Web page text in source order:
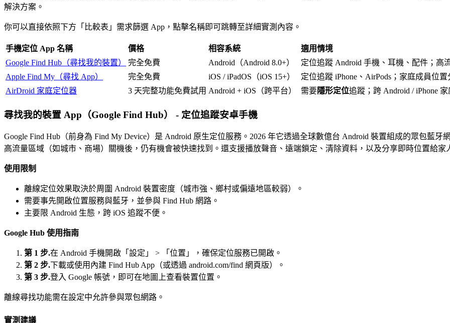
解決方案。
你可以直接依照下方「比較表」需求篩選 App，點擊名稱即可跳轉至詳細實測內容。
手機定位 App 名稱 價格 相容系統
適用情境
Google Find Hub（尋找我的裝置）
完全免費 Android（Android 8.0+）
定位追蹤 Android 手機、耳機、配件；高
Apple Find My（尋找 App）
完全免費 iOS / iPadOS（iOS 15+）
定位追蹤 iPhone、AirPods；家庭成員位置
AirDroid 家庭定位器
3 天完整功能免費試用 Android + iOS（跨平台） 需要隱形定位追蹤；跨 Android / iPhone
尋找我的裝置 App（Google Find Hub） - 定位追蹤安卓手機
Google Find Hub（前身為 Find My Device）是 Android 原生定位服務。2026 年它透過全球數億台 Android 裝置組成的眾包藍
高流量區域（如城市、商場）關機後，仍有機會被快速找到。還支援播放聲音、遠端鎖定、清除資料，以及分享即時位置給家
使用限制
離線定位效果取決於周圍 Android 裝置密度（城市強、鄉村或偏遠地區較弱）。
需要事先開啟位置服務與藍牙，並參與 Find Hub 網路。
主要限 Android 生態，跨 iOS 追蹤不便。
Google Hub 使用指南
第 1 步.在 Android 手機開啟「設定」 > 「位置」，確保定位服務已開啟。
第 2 步.下載或使用內建 Find Hub App（或透過 android.com/find 網頁版）。
第 3 步.登入 Google 帳號，即可在地圖上查看裝置位置。
離線尋找功能需在設定中允許參與眾包網路。
實測建議